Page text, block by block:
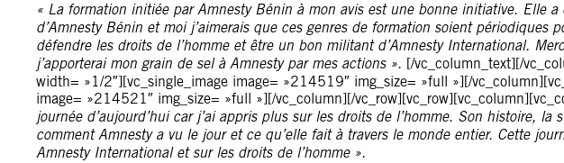
« La formation initiée par Amnesty Bénin à mon avis est une bonne initiative. Elle
d’Amnesty Bénin et moi j’aimerais que ces genres de formation soient périodiques
défendre les droits de l’homme et être un bon militant d’Amnesty International.
j’apporterai mon grain de sel à Amnesty par mes actions ». [/vc_column_text][/
width= »1/2″][vc_single_image image= »214519″ img_size= »full »][/
image= »214521″ img_size= »full »][/vc_column][/
journée d’aujourd’hui car j’ai appris plus sur les droits de l’homme. Son histoire, la
comment Amnesty a vu le jour et ce qu’elle fait à travers le monde entier. Cette
Amnesty International et sur les droits de l’homme ».